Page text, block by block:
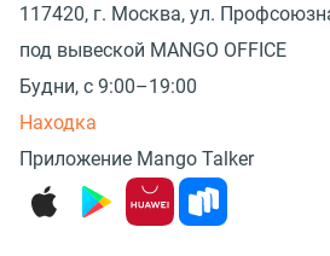
117420, г. Москва, ул.
под вывеской MANGO OFFICE
Будни, с 9:00–19:00
Находка
Приложение Mango Talker